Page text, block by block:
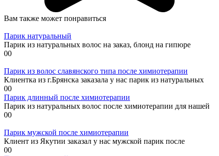
Вам также может понравиться
Парик натуральный
Парик из натуральных волос на заказ, блонд на гипюре
00
Парик из волос славянского типа после химиотерапии
Клиентка из г.Брянска заказала у нас парик из натуральных
00
Парик длинный после химиотерапии
Парик из натуральных волос после химиотерапии для нашей
00
Парик мужской после химиотерапии
Клиент из Якутии заказал у нас мужской парик после
00